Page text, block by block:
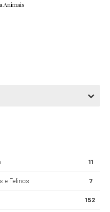
Animais
11
e Felinos 7
152